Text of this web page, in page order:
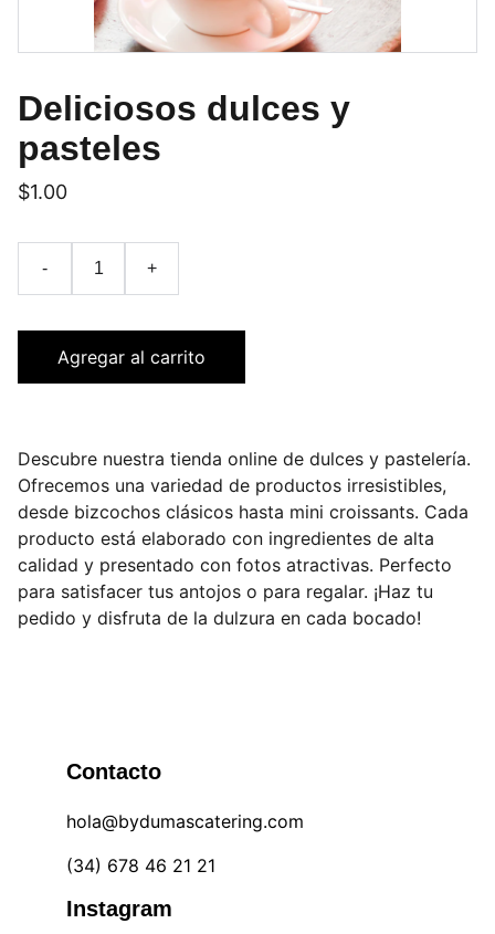
Deliciosos dulces y
pasteles
$1.00
- +
Agregar al carrito
Descubre nuestra tienda online de dulces y pastelería.
Ofrecemos una variedad de productos irresistibles,
desde bizcochos clásicos hasta mini croissants. Cada
producto está elaborado con ingredientes de alta
calidad y presentado con fotos atractivas. Perfecto
para satisfacer tus antojos o para regalar. ¡Haz tu
pedido y disfruta de la dulzura en cada bocado!
Contacto
hola@bydumascatering.com
Instagram
(34) 678 46 21 21